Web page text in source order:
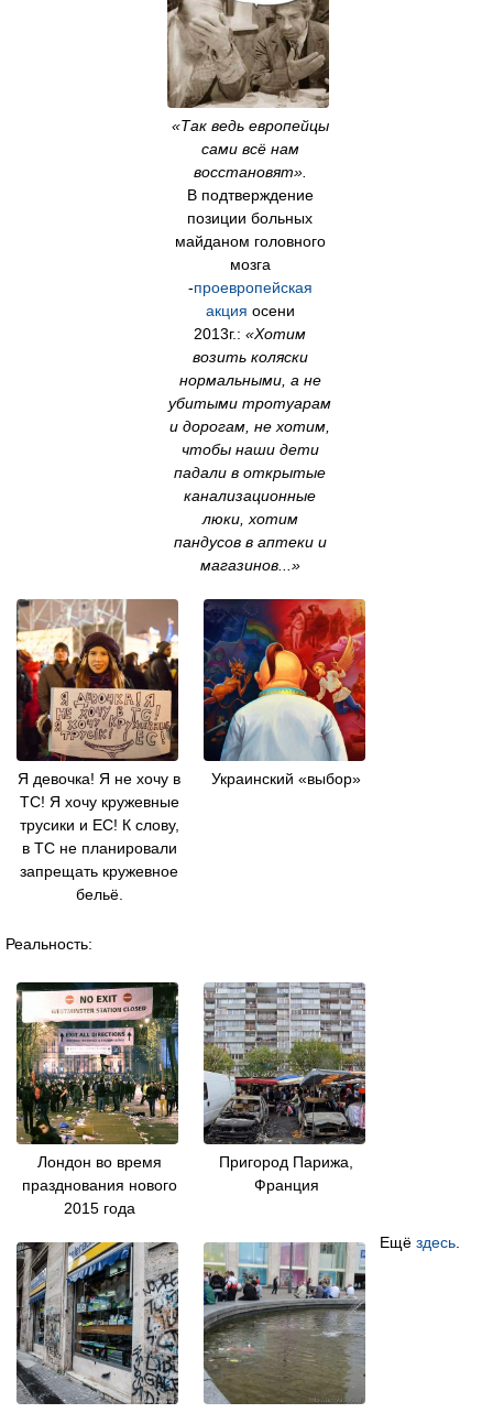
«Так ведь европейцы
сами всё нам
восстановят».
В подтверждение
позиции больных
майданом головного
мозга
-проевропейская
акция осени
2013г.: «Хотим
возить коляски
нормальными, а не
убитыми тротуарам
и дорогам, не хотим,
чтобы наши дети
падали в открытые
канализационные
люки, хотим
пандусов в аптеки и
магазинов...»
Я девочка! Я не хочу в
ТС! Я хочу кружевные
трусики и EC! К слову,
в ТС не планировали
запрещать кружевное
бельё.
Украинский «выбор»
Реальность:
Лондон во время
празднования нового
2015 года
Пригород Парижа,
Франция
Ещё здесь